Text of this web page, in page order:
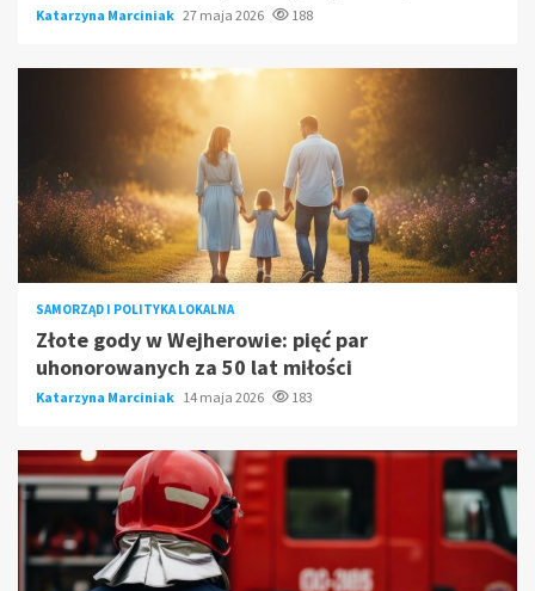
Katarzyna Marciniak 27 maja 2026 188
SAMORZĄD I POLITYKA LOKALNA
Złote gody w Wejherowie: pięć par
uhonorowanych za 50 lat miłości
Katarzyna Marciniak 14 maja 2026 183